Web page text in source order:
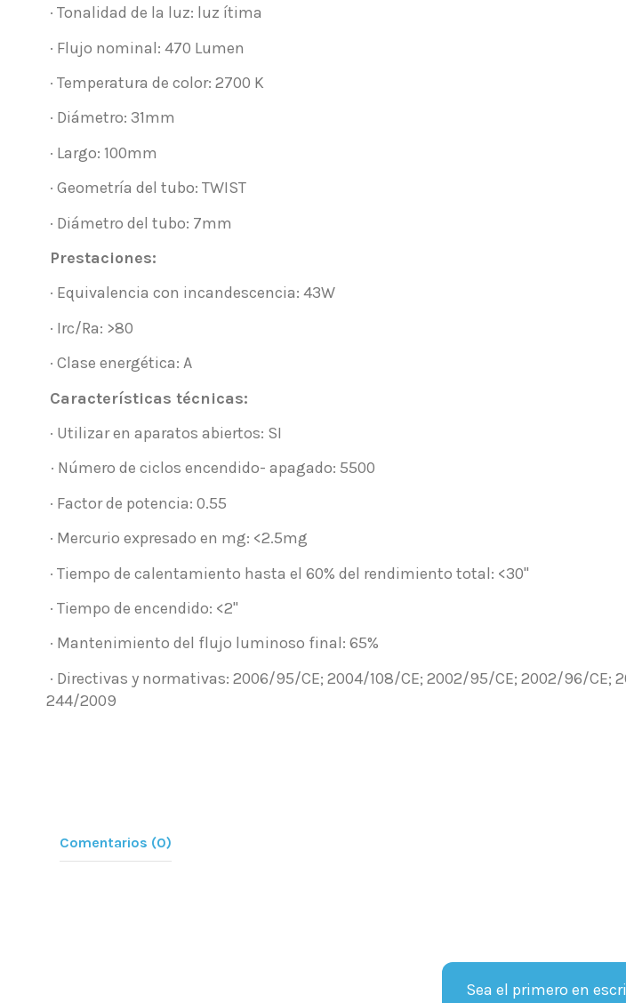
· Tonalidad de la luz: luz ítima
· Flujo nominal: 470 Lumen
· Temperatura de color: 2700 K
· Diámetro: 31mm
· Largo: 100mm
· Geometría del tubo: TWIST
· Diámetro del tubo: 7mm
Prestaciones:
· Equivalencia con incandescencia: 43W
· Irc/Ra: >80
· Clase energética: A
Características técnicas:
· Utilizar en aparatos abiertos: SI
· Número de ciclos encendido- apagado: 5500
· Factor de potencia: 0.55
· Mercurio expresado en mg: <2.5mg
· Tiempo de calentamiento hasta el 60% del rendimiento total: <30"
· Tiempo de encendido: <2"
· Mantenimiento del flujo luminoso final: 65%
· Directivas y normativas: 2006/95/CE; 2004/108/CE; 2002/95/CE; 2002/96/CE;
244/2009
Comentarios (0)
Sea el primero en